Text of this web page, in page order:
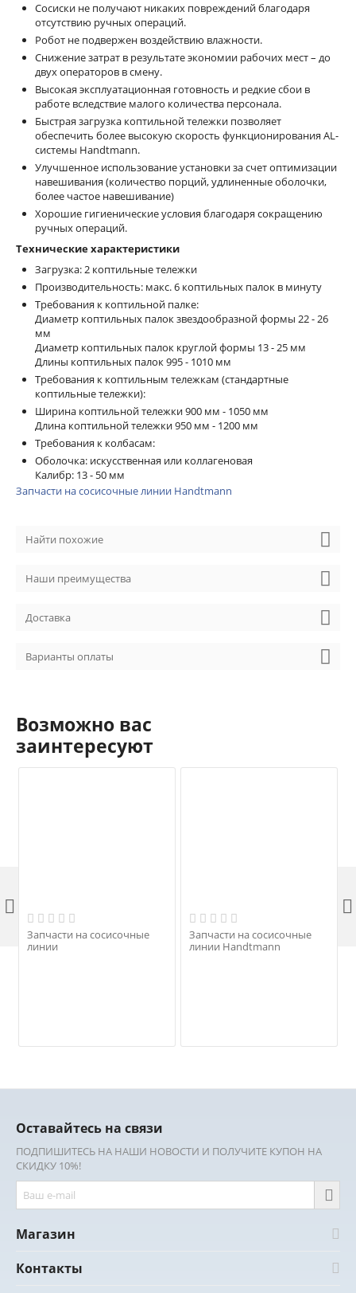
Сосиски не получают никаких повреждений благодаря
отсутствию ручных операций.
Робот не подвержен воздействию влажности.
Снижение затрат в результате экономии рабочих мест – до
двух операторов в смену.
Высокая эксплуатационная готовность и редкие сбои в
работе вследствие малого количества персонала.
Быстрая загрузка коптильной тележки позволяет
обеспечить более высокую скорость функционирования AL-
системы Handtmann.
Улучшенное использование установки за счет оптимизации
навешивания (количество порций, удлиненные оболочки,
более частое навешивание)
Хорошие гигиенические условия благодаря сокращению
ручных операций.
Технические характеристики
Загрузка: 2 коптильные тележки
Производительность: макс. 6 коптильных палок в минуту
Требования к коптильной палке:
Диаметр коптильных палок звездообразной формы 22 - 26
мм
Диаметр коптильных палок круглой формы 13 - 25 мм
Длины коптильных палок 995 - 1010 мм
Требования к коптильным тележкам (стандартные
коптильные тележки):
Ширина коптильной тележки 900 мм - 1050 мм
Длина коптильной тележки 950 мм - 1200 мм
Требования к колбасам:
Оболочка: искусственная или коллагеновая
Калибр: 13 - 50 мм
Запчасти на сосисочные линии Handtmann
Найти похожие
Наши преимущества
Доставка
Варианты оплаты
Возможно вас
заинтересуют
Запчасти на сосисочные
линии
Запчасти на сосисочные
линии Handtmann
 
Оставайтесь на связи
ПОДПИШИТЕСЬ НА НАШИ НОВОСТИ И ПОЛУЧИТЕ КУПОН НА
СКИДКУ 10%!
Магазин
Контакты